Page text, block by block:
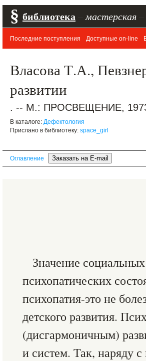
§ библиотека мастерская
Последние поступления Доступные on-line
Власова Т.А.,
развитии
. -- М.: ПРОСВЕЩЕНИЕ,
В каталоге: Дефектология
Прислано в библиотеку: space_girl
Оглавление
Значение
психопатических
психопатия-это не
детского развития.
(дисгармоничным)
и систем. Так, наряду